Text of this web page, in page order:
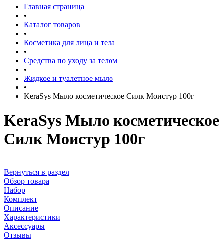
Главная страница
•
Каталог товаров
•
Косметика для лица и тела
•
Средства по уходу за телом
•
Жидкое и туалетное мыло
•
KeraSys Мыло косметическое Силк Моистур 100г
KeraSys Мыло косметическое
Силк Моистур 100г
Вернуться в раздел
Обзор товара
Набор
Комплект
Описание
Характеристики
Аксессуары
Отзывы